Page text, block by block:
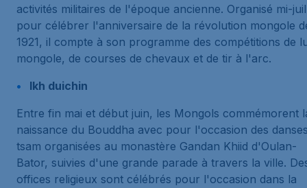
activités militaires de l'époque ancienne. Organisé mi-
pour célébrer l'anniversaire de la révolution mongole
1921, il compte à son programme des compétitions de
mongole, de courses de chevaux et de tir à l'arc.
Ikh duichin
Entre fin mai et début juin, les Mongols commémorent
naissance du Bouddha avec pour l'occasion des
tsam organisées au monastère Gandan Khiid d'Oulan-
Bator, suivies d'une grande parade à travers la ville.
offices religieux sont célébrés pour l'occasion dans la